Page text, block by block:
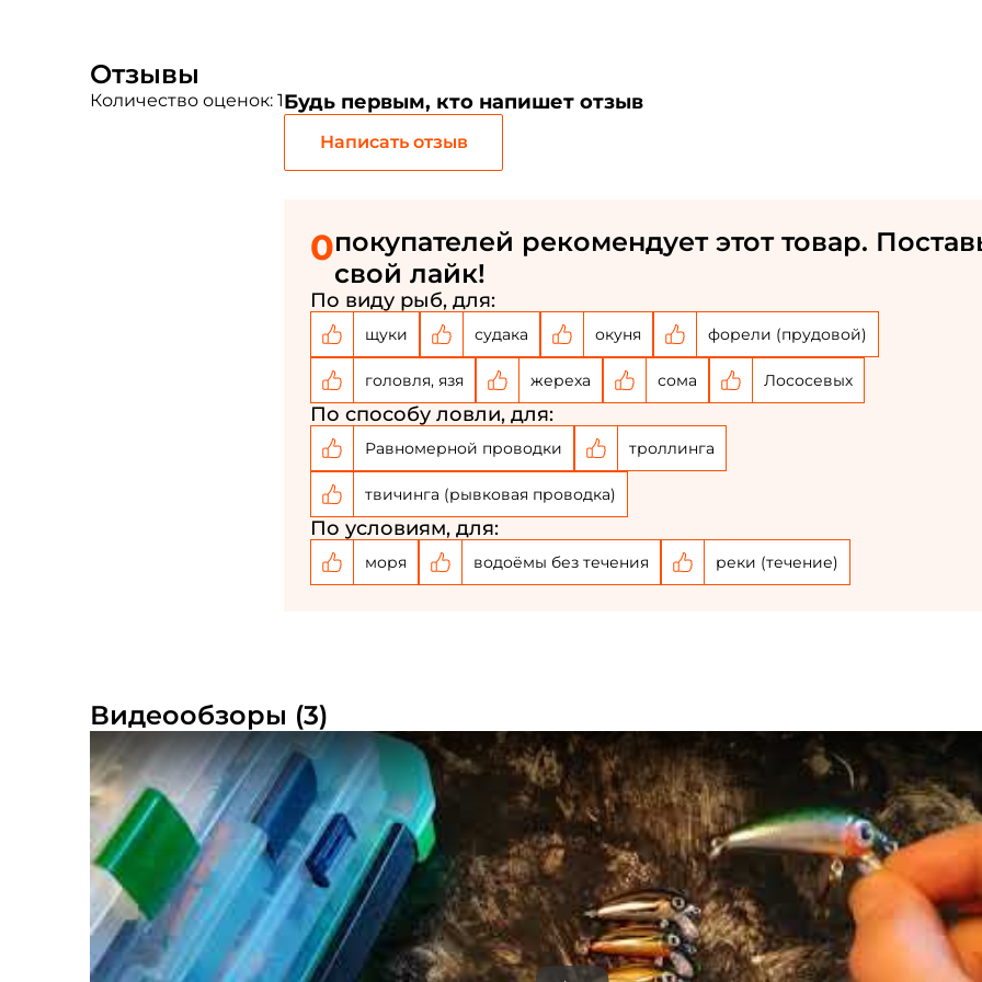
Отзывы
Количество оценок: 1Будь первым, кто напишет отзыв
Написать отзыв
0покупателей рекомендует этот товар.
свой лайк!
По виду рыб, для:
щуки судака окуня форели (прудовой)
головля, язя жереха сома Лососевых
По способу ловли, для:
Равномерной проводки троллинга
твичинга (рывковая проводка)
По условиям, для:
моря водоёмы без течения реки (течение)
Видеообзоры (3)
Создать аккаунт
ФИО: *
Email: *
Номер телефона: *
Придумайте пароль: *
Создать аккаунт
У меня уже есть аккаунт